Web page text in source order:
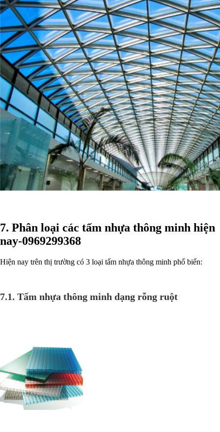
7. Phân loại các tấm nhựa thông minh hiện
nay-0969299368
Hiện nay trên thị trường có 3 loại tấm nhựa thông minh phổ biến:
7.1. Tấm nhựa thông minh dạng rỗng ruột